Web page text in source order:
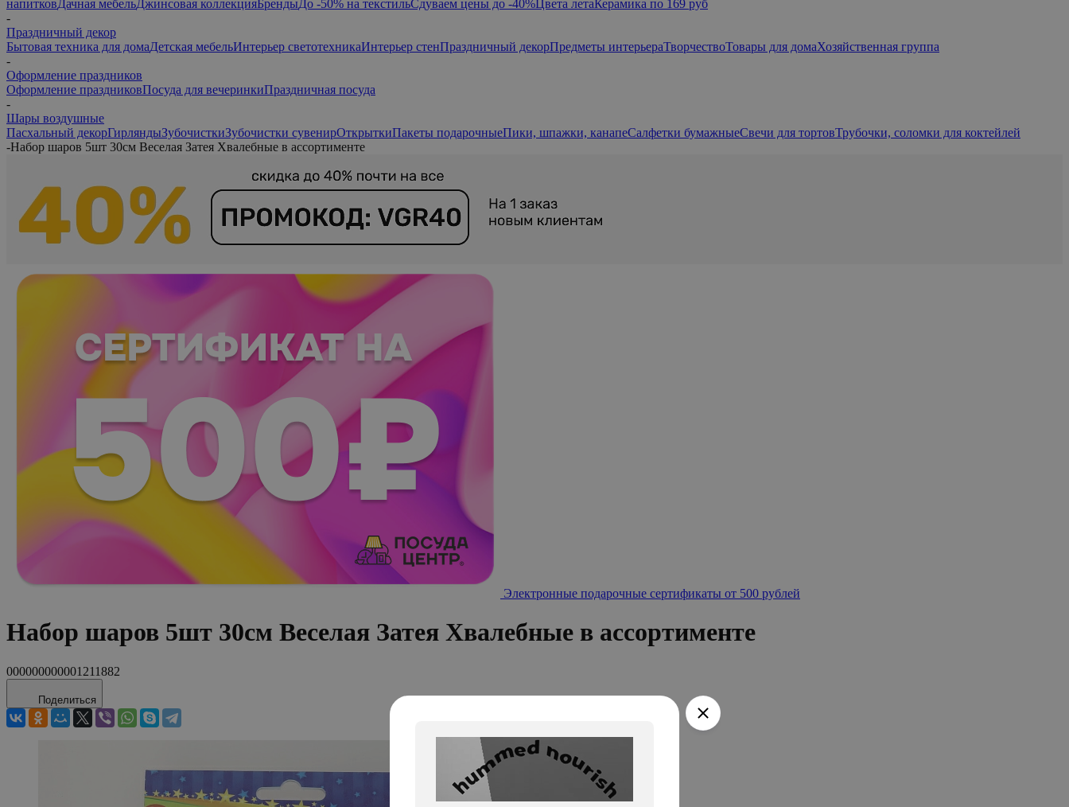
напитковДачная мебельДжинсовая коллекцияБрендыДо -50% на текстильСдуваем цены до -40%Цвета летаКерамика по 169 руб
-
Праздничный декор
Бытовая техника для домаДетская мебельИнтерьер светотехникаИнтерьер стенПраздничный декорПредметы интерьераТворчествоТовары для домаХозяйственная группа
-
Оформление праздников
Оформление праздниковПосуда для вечеринкиПраздничная посуда
-
Шары воздушные
Пасхальный декорГирляндыЗубочисткиЗубочистки сувенирОткрыткиПакеты подарочныеПики, шпажки, канапеСалфетки бумажныеСвечи для тортовТрубочки, соломки для коктейлей
-Набор шаров 5шт 30см Веселая Затея Хвалебные в ассортименте
Электронные подарочные сертификаты от 500 рублей
Набор шаров 5шт 30см Веселая Затея Хвалебные в ассортименте
000000000001211882
Поделиться